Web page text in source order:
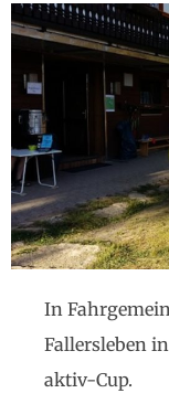
In
Fallersleben
aktiv-Cup.